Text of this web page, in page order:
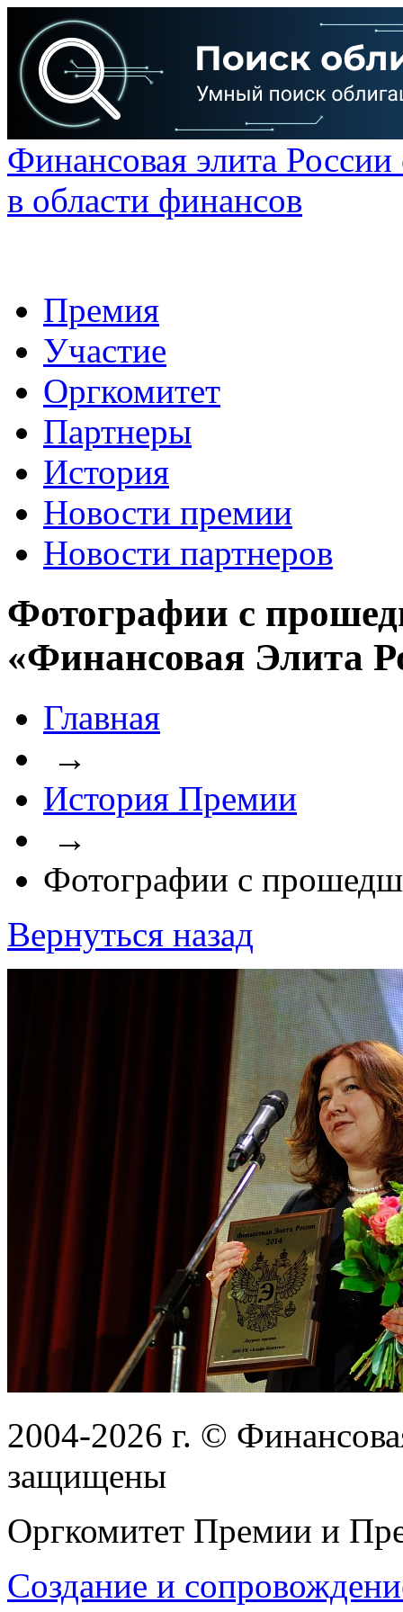
Финансовая элита
в области финансов
Премия
Участие
Оргкомитет
Партнеры
История
Новости премии
Новости партнеров
Фотографии с
«Финансовая Элита
Главная
→
История Премии
→
Фотографии с
Вернуться назад
2004-2026 г. ©
защищены
Оргкомитет Премии и
Создание и